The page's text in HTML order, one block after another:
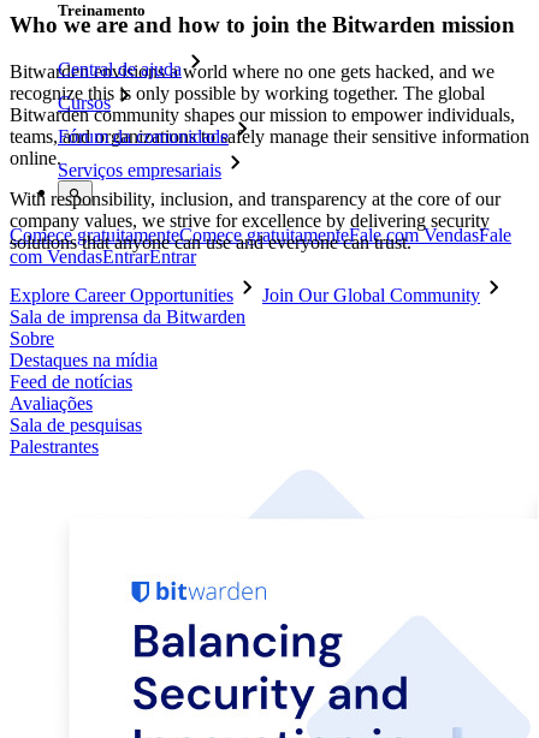
Treinamento
Central de ajuda
Cursos
Fórum da comunidade
Serviços empresariais
Comece gratuitamenteComece gratuitamenteFale com VendasFale
com VendasEntrarEntrar
Who we are and how to join the Bitwarden mission
Bitwarden envisions a world where no one gets hacked, and we
recognize this is only possible by working together. The global
Bitwarden community shapes our mission to empower individuals,
teams, and organizations to safely manage their sensitive information
online.
With responsibility, inclusion, and transparency at the core of our
company values, we strive for excellence by delivering security
solutions that anyone can use and everyone can trust.
Explore Career Opportunities
Join Our Global Community
Sala de imprensa da Bitwarden
Sobre
Destaques na mídia
Feed de notícias
Avaliações
Sala de pesquisas
Palestrantes